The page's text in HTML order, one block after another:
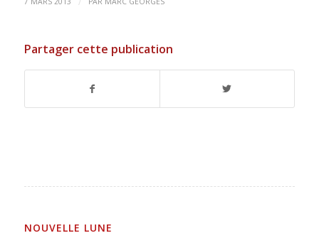
Partager cette publication
NOUVELLE LUNE